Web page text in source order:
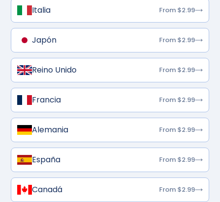
Italia From $2.99
Japón From $2.99
Reino Unido From $2.99
Francia From $2.99
Alemania From $2.99
España From $2.99
Canadá From $2.99